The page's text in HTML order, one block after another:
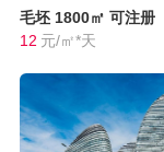
毛坯 1800㎡ 可注册
12 元/㎡*天